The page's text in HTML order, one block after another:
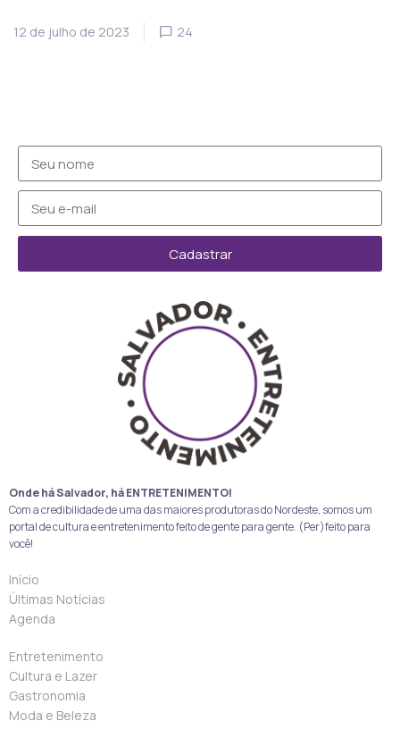
12 de julho de 2023 24
Cadastrar
Onde há Salvador, há ENTRETENIMENTO!
Com a credibilidade de uma das maiores produtoras do Nordeste, somos um
portal de cultura e entretenimento feito de gente para gente. (Per)feito para
você!
Início
Últimas Notícias
Agenda
Entretenimento
Cultura e Lazer
Gastronomia
Moda e Beleza